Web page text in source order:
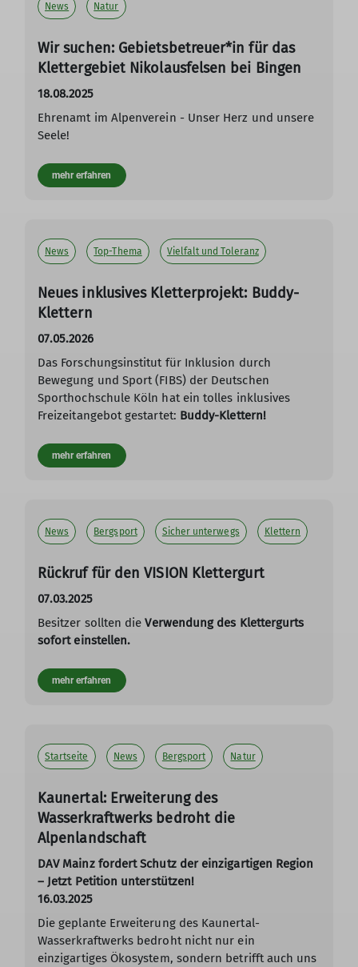
News Natur
Wir suchen: Gebietsbetreuer*in für das
Klettergebiet Nikolausfelsen bei Bingen
18.08.2025
Ehrenamt im Alpenverein - Unser Herz und unsere
Seele!
mehr erfahren
News Top-Thema Vielfalt und Toleranz
Neues inklusives Kletterprojekt: Buddy-
Klettern
07.05.2026
Das Forschungsinstitut für Inklusion durch
Bewegung und Sport (FIBS) der Deutschen
Sporthochschule Köln hat ein tolles inklusives
Freizeitangebot gestartet: Buddy-Klettern!
mehr erfahren
News Bergsport Sicher unterwegs Klettern
Rückruf für den VISION Klettergurt
07.03.2025
Besitzer sollten dieVerwendung des Klettergurts
sofort einstellen.
mehr erfahren
Startseite News Bergsport Natur
Kaunertal: Erweiterung des
Wasserkraftwerks bedroht die
Alpenlandschaft
DAV Mainz fordert Schutz der einzigartigen Region
– Jetzt Petition unterstützen!
16.03.2025
Die geplante Erweiterung des Kaunertal-
Wasserkraftwerks bedroht nicht nur ein
einzigartiges Ökosystem, sondern betrifft auch uns